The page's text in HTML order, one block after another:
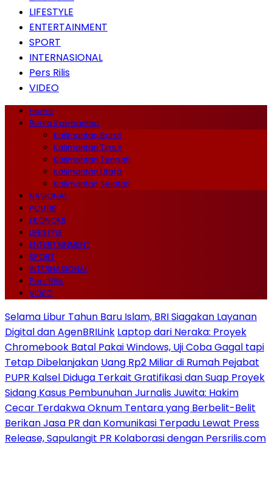
LIFESTYLE
ENTERTAINMENT
SPORT
INTERNASIONAL
Pers Rilis
VIDEO
Home
Berita Kalimantan
Kalimantan Barat
Kalimantan Timur
Kalimantan Tengah
Kalimantan Utara
Kalimantan Selatan
NASIONAL
POLITIK
EKONOMI
LIFESTYLE
ENTERTAINMENT
SPORT
INTERNASIONAL
Pers Rilis
VIDEO
Selama Libur Tahun Baru Islam, BRI Siagakan Layanan
Digital dan AgenBRILink Laptop dari Neraka: Proyek
Chromebook Batal Pakai Windows, Uji Coba Gagal tapi
Tetap Dibelanjakan Uang Rp2 Miliar di Rumah Pejabat
PUPR Kalsel Diduga Terkait Gratifikasi dan Suap Proyek
Sidang Kasus Pembunuhan Jurnalis Juwita: Hakim
Cecar Terdakwa Oknum Tentara yang Berbelit-Belit
Berikan Jasa PR dan Komunikasi Terpadu Lewat Press
Release, Sapulangit PR Kolaborasi dengan Persrilis.com